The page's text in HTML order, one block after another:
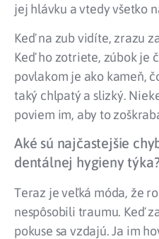
jej hlávku a vtedy všetko
Keď na zub vidíte, zrazu
Keď ho zotriete, zúbok je
povlakom je ako kameň,
taký chlpatý a slizký.
poviem im, aby to
Aké sú najčastejšie
dentálnej hygieny
Teraz je veľká móda, že
nespôsobili traumu. Keď
pokuse sa vzdajú. Ja im